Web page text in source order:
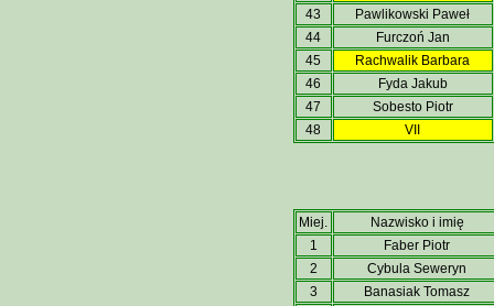
43
Pawlikowski Paweł
44
Furczoń Jan
45
Rachwalik Barbara
46
Fyda Jakub
47
Sobesto Piotr
48
VII
Miej.
Nazwisko i imię
1
Faber Piotr
2
Cybula Seweryn
3
Banasiak Tomasz